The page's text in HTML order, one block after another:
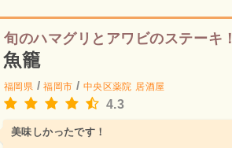
旬のハマグリとアワビのステーキ！
魚籠
福岡県 /福岡市 / 中央区薬院 居酒屋
4.3
美味しかったです！